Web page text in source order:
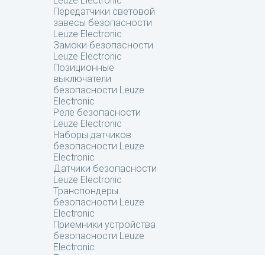
Передатчики световой
завесы безопасности
Leuze Electronic
Замоки безопасности
Leuze Electronic
Позиционные
выключатели
безопасности Leuze
Electronic
Реле безопасности
Leuze Electronic
Наборы датчиков
безопасности Leuze
Electronic
Датчики безопасности
Leuze Electronic
Транспондеры
безопасности Leuze
Electronic
Приемники устройства
безопасности Leuze
Electronic